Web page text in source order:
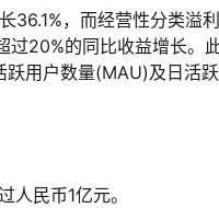
36.1%，而经营性分类溢
过20%的同比收益增长。
跃用户数量(MAU)及日活
民币1亿元。